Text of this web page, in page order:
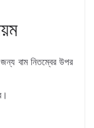
বাম নিতম্বের উপর